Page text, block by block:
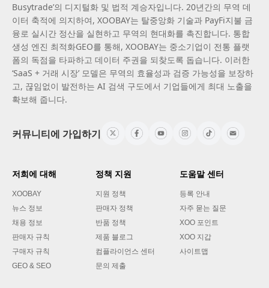
Busytrade’의 디지털화 및 법적 계승자입니다. 20년간의 무역 데
이터 축적에 의지하여, XOOBAY는 탈중앙화 기술과 PayFi지불 금
융로 실시간 정산을 실현하고 무역의 현대화를 촉진합니다. 통합
생성 엔진 최적화GEO를 통해, XOOBAY는 중소기업이 전통 플랫
폼의 독점을 타파하고 데이터 주권을 되찾도록 돕습니다. 이러한
‘SaaS + 거래 시장’ 모델은 무역의 효율성과 검증 가능성을 보장하
고, 끊임없이 발전하는 AI 검색 구도에서 기업들에게 최대 노출을
확보해 줍니다.
커뮤니티에 가입하기
저희에 대해
XOOBAY
뉴스 정보
채용 정보
판매자 규칙
구매자 규칙
GEO & SEO
정책 지원
지원 정책
판매자 정책
반품 정책
제품 블로그
컴플라이언스 센터
문의 제출
도움말 센터
등록 안내
자주 묻는 질문
XOO 포인트
XOO 지갑
사이트맵